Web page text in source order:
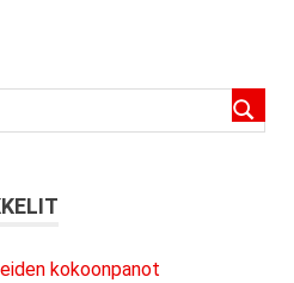
kokoonpanot